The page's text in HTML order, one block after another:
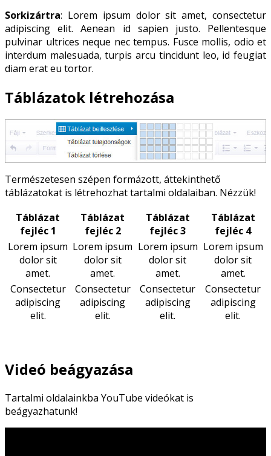
Sorkizártra: Lorem ipsum dolor sit amet, consectetur
adipiscing elit. Aenean id sapien justo. Pellentesque
pulvinar ultrices neque nec tempus. Fusce mollis, odio et
interdum malesuada, turpis arcu tincidunt leo, id feugiat
diam erat eu tortor.
Táblázatok létrehozása
Természetesen szépen formázott, áttekinthető
táblázatokat is létrehozhat tartalmi oldalaiban. Nézzük!
Táblázat
fejléc 1
Táblázat
fejléc 2
Táblázat
fejléc 3
Táblázat
fejléc 4
Lorem ipsum
dolor sit
amet.
Lorem ipsum
dolor sit
amet.
Lorem ipsum
dolor sit
amet.
Lorem ipsum
dolor sit
amet.
Consectetur
adipiscing
elit.
Consectetur
adipiscing
elit.
Consectetur
adipiscing
elit.
Consectetur
adipiscing
elit.
Videó beágyazása
Tartalmi oldalainkba YouTube videókat is
beágyazhatunk!